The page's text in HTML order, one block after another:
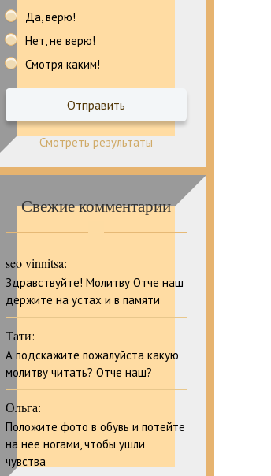
Да, верю!
Нет, не верю!
Смотря каким!
Смотреть результаты
Свежие комментарии
seo vinnitsa:
Здравствуйте! Молитву Отче наш
держите на устах и в памяти
Тати:
А подскажите пожалуйста какую
молитву читать? Отче наш?
Ольга:
Положите фото в обувь и потейте
на нее ногами, чтобы ушли
чувства